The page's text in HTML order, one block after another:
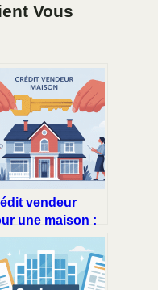
Vous
vendeur
une maison :
complet
acheteurs et